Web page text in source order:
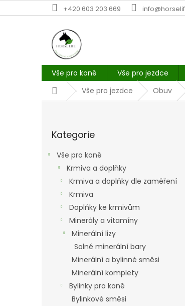
na
+420 603 203 669
Vše pro koně Vše pro jezdce
DomůVše pro jezdce Obuv
kategorie
Kategorie
Vše pro koně
Krmiva a doplňky
Krmiva a doplňky dle zaměření
Krmiva
Doplňky ke krmivům
Minerály a vitamíny
Minerální lizy
Solné minerální bary
Minerální a bylinné směsi
Minerální komplety
Bylinky pro koně
Bylinkové směsi